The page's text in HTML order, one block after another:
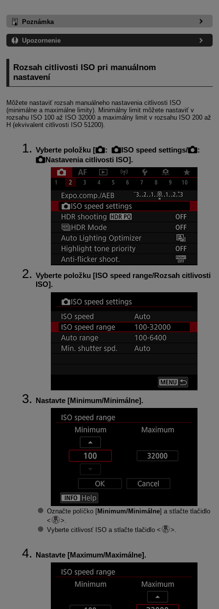
Poznámka
Upozornenie
Rozsah citlivosti ISO pri manuálnom
nastavení
Môžete nastaviť rozsah manuálneho nastavenia citlivosti ISO
(minimálne a maximálne limity). Minimálny limit môžete nastaviť v
rozsahu ISO 100 až ISO 32000 a maximálny limit v rozsahu ISO 200 až
H (ekvivalent citlivosti ISO 51200).
Vyberte položku [ : ISO speed settings/
:
Nastavenia citlivosti ISO].
Vyberte položku [ISO speed range/Rozsah citlivosti
ISO].
Nastavte [Minimum/Minimálne].
Označte políčko [Minimum/Minimálne] a stlačte tlačidlo
Vyberte citlivosť ISO a stlačte tlačidlo
Nastavte [Maximum/Maximálne].